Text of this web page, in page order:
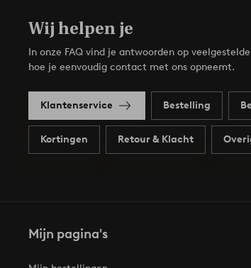
Wij helpen je
In onze FAQ vind je antwoorden op
hoe je eenvoudig contact met ons opneemt.
Klantenservice Bestelling
Kortingen Retour & Klacht
Mijn pagina's